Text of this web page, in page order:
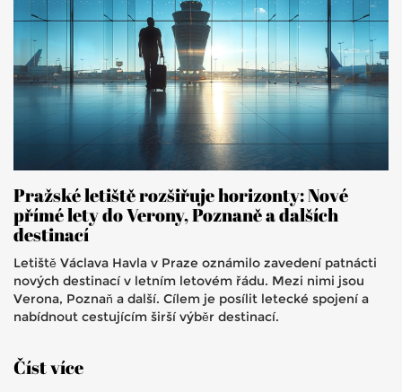
Pražské letiště rozšiřuje horizonty: Nové
přímé lety do Verony, Poznaně a dalších
destinací
Letiště Václava Havla v Praze oznámilo zavedení patnácti
nových destinací v letním letovém řádu. Mezi nimi jsou
Verona, Poznaň a další. Cílem je posílit letecké spojení a
nabídnout cestujícím širší výběr destinací.
Číst více